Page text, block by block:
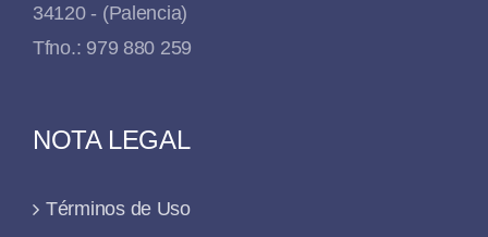
34120 - (Palencia)
Tfno.: 979 880 259
NOTA LEGAL
Términos de Uso